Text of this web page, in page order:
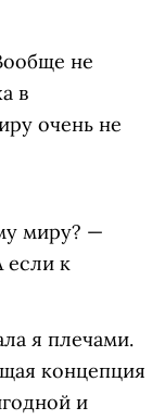
не
в
очень не
миру? —
если к
я плечами.
концепция
и